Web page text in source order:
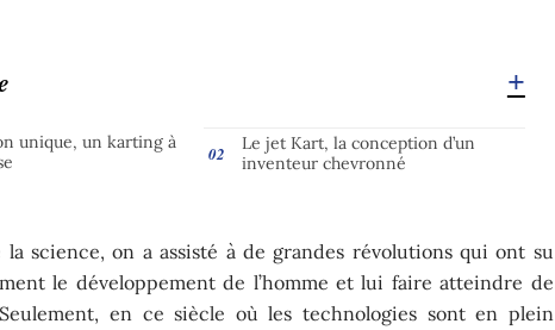
unique, un karting à
Le jet Kart, la conception d’un
inventeur chevronné
la science, on a assisté à de grandes révolutions qui ont su
le développement de l’homme et lui faire atteindre de
en ce siècle où les technologies sont en plein